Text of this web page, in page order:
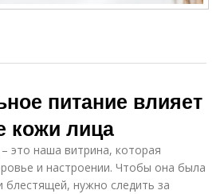
питание влияет
кожи лица
это наша витрина, которая
и настроении. Чтобы она была
блестящей, нужно следить за